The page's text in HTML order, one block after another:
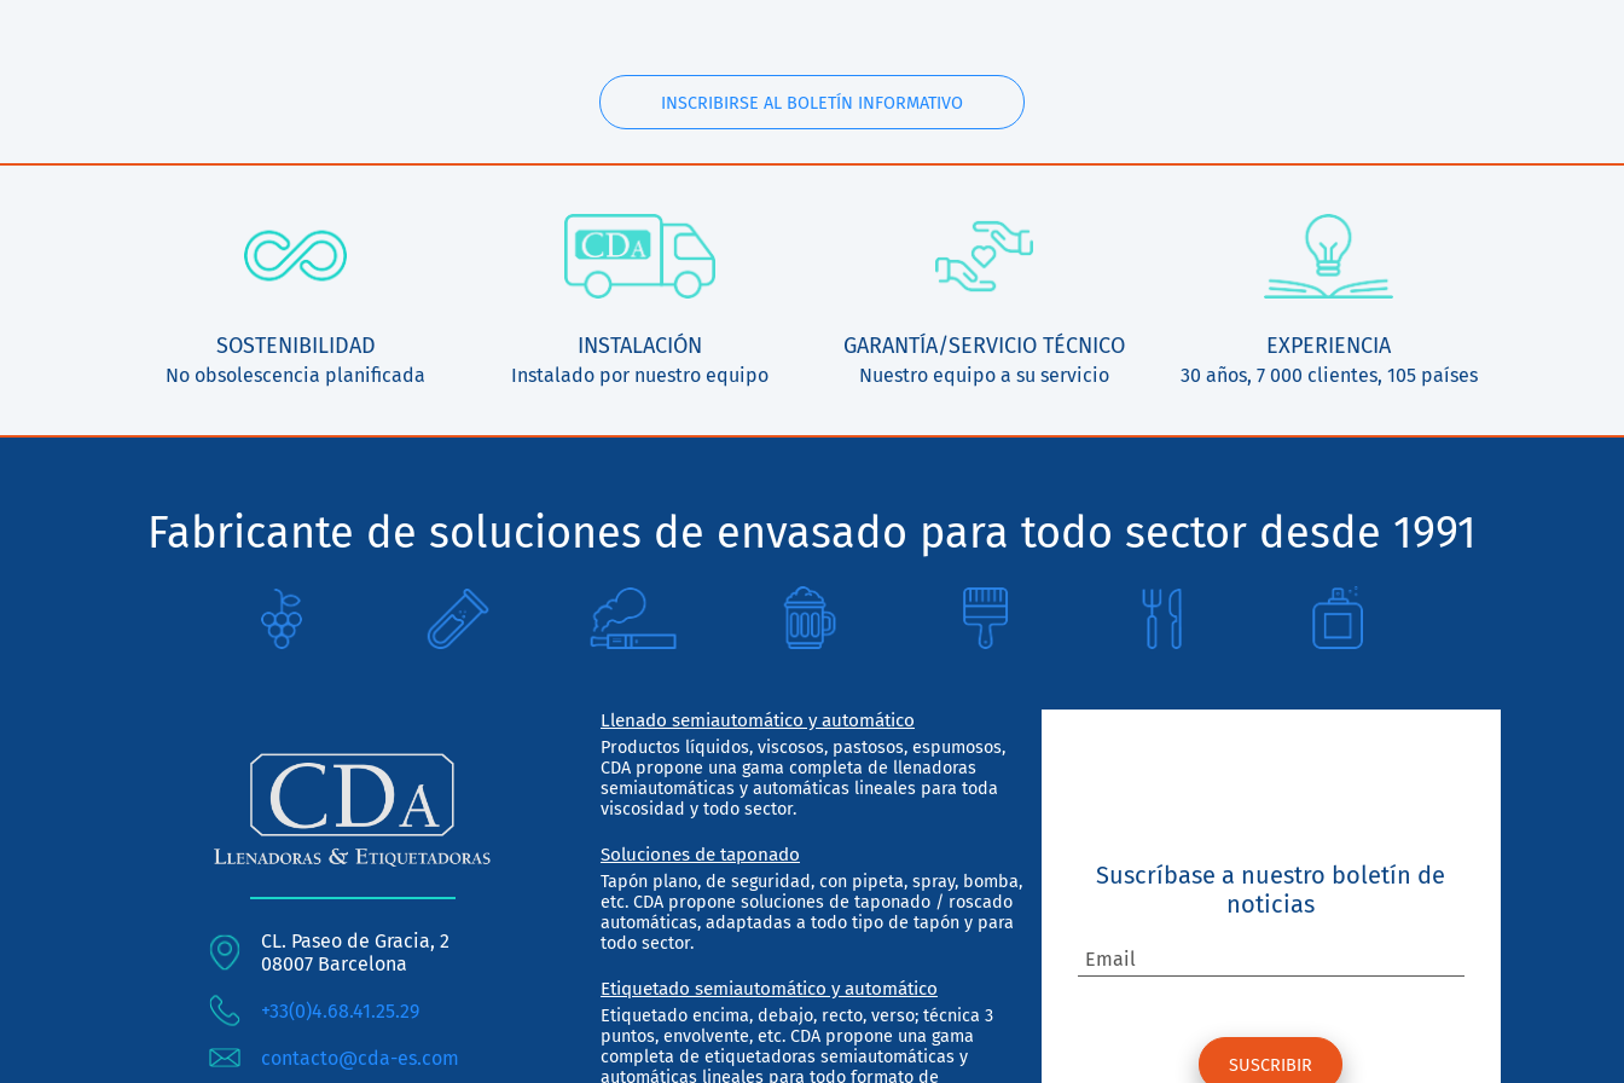
INSCRIBIRSE AL BOLETÍN INFORMATIVO
SOSTENIBILIDAD
No obsolescencia planificada
INSTALACIÓN
Instalado por nuestro equipo
GARANTÍA/SERVICIO TÉCNICO
Nuestro equipo a su servicio
EXPERIENCIA
30 años, 7 000 clientes, 105 países
Fabricante de soluciones de envasado para todo sector desde 1991
CL. Paseo de Gracia, 2
08007 Barcelona
+33(0)4.68.41.25.29
contacto@cda-es.com
Llenado semiautomático y automático
Productos líquidos, viscosos, pastosos, espumosos,
CDA propone una gama completa de llenadoras
semiautomáticas y automáticas lineales para toda
viscosidad y todo sector.
Soluciones de taponado
Tapón plano, de seguridad, con pipeta, spray, bomba,
etc. CDA propone soluciones de taponado / roscado
automáticas, adaptadas a todo tipo de tapón y para
todo sector.
Etiquetado semiautomático y automático
Etiquetado encima, debajo, recto, verso; técnica 3
puntos, envolvente, etc. CDA propone una gama
completa de etiquetadoras semiautomáticas y
automáticas lineales para todo formato de
Suscríbase a nuestro boletín de
noticias
Email